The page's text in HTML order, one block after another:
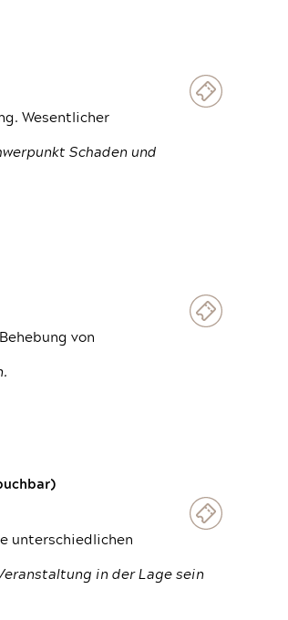
Wesentlicher
Schaden und
von
unterschiedlichen
in der Lage sein